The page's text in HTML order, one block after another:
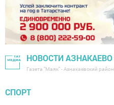
НОВОСТИ АЗНАКАЕВО
Газета "Маяк" - Азнакаевский район
СПОРТ